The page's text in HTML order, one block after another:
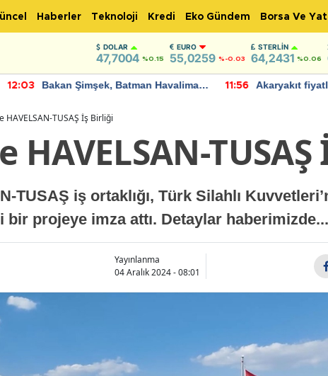
Haberler Teknoloji Kredi Eko Gündem Borsa Ve
DOLAR
47,7004 %0.15
EURO
55,0259 %-0.03
STERLIN
64,2431 %0.06
12:03
Bakan Şimşek, Batman Havalimanı
11:56
Akaryakıt
HAVELSAN-TUSAŞ İş Birliği
HAVELSAN-
TUSAŞ iş ortaklığı, Türk Silahlı
bir projeye imza attı. Detaylar haberimizde...
Yayınlanma
04 Aralık 2024 - 08:01